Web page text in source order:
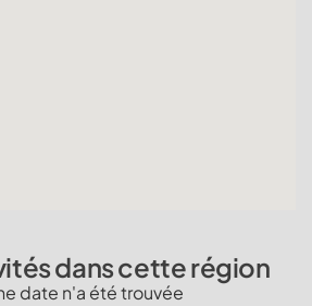
dans cette région
date n'a été trouvée